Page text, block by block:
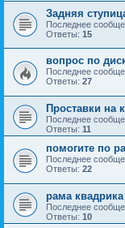
Задняя
Последнее
Ответы: 15
вопрос по
Последнее
Ответы: 27
Проставки на
Последнее
Ответы: 11
помогите по
Последнее
Ответы: 22
рама
Последнее
Ответы: 10